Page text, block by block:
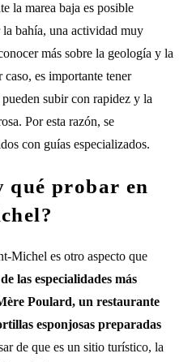
la marea baja es posible
la bahía, una actividad muy
más sobre la geología y la
es importante tener
subir con rapidez y la
Por esta razón, se
con guías especializados.
qué probar en
Michel es otro aspecto que
las especialidades más
Poulard, un restaurante
esponjosas preparadas
de que es un sitio turístico, la